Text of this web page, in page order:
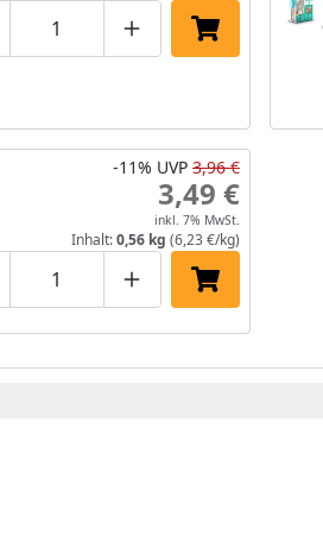
um eins verringern
Produktmenge manuell
Produktmenge um
In den
um eins verringern
Produktmenge manuell
Produktmenge um
In den
-11% UVP 3,96 €
3,49 €
inkl. 7% MwSt.
Inhalt:0,56 kg (6,23 €/kg)